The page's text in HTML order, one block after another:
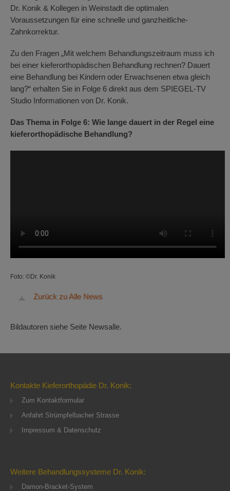
Dr. Konik & Kollegen in Weinstadt die optimalen
Voraussetzungen für eine schnelle und ganzheitliche-
Zahnkorrektur.
Zu den Fragen „Mit welchem Behandlungszeitraum muss ich
bei einer kieferorthopädischen Behandlung rechnen? Dauert
eine Behandlung bei Kindern oder Erwachsenen etwa gleich
lang?“ erhalten Sie in Folge 6 direkt aus dem SPIEGEL-TV
Studio Informationen von Dr. Konik.
Das Thema in Folge 6: Wie lange dauert in der Regel eine
kiefer­ortho­pädi­sche Behandlung?
Foto: ©Dr. Konik
Zurück zu Alle News
Bildautoren siehe Seite Newsalle.
Kontakte Kieferorthopädie Dr. Konik:
Zum Kontaktformular
Anfahrt Strümpfelbacher Strasse
Impressum & Datenschutz
Weitere Behandlungssysteme Dr. Konik:
Damon-Bracket-System